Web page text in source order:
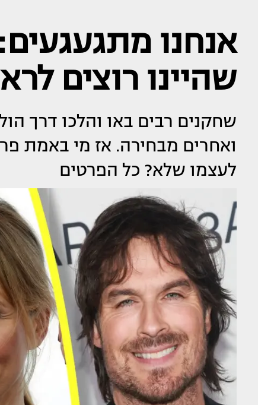
אנחנו
שהיינו רוצים
שחקנים רבים באו והלכו דרך
ואחרים מבחירה. אז מי באמת
לעצמו שלא? כל הפרטים